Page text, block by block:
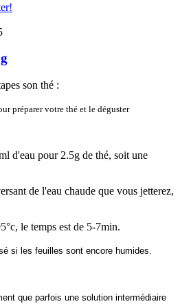
son thé :
préparer votre thé et le déguster
d'eau pour 2.5g de thé, soit une
de l'eau chaude que vous jetterez,
le temps est de 5-7min.
si les feuilles sont encore humides.
que parfois une solution intermédiaire